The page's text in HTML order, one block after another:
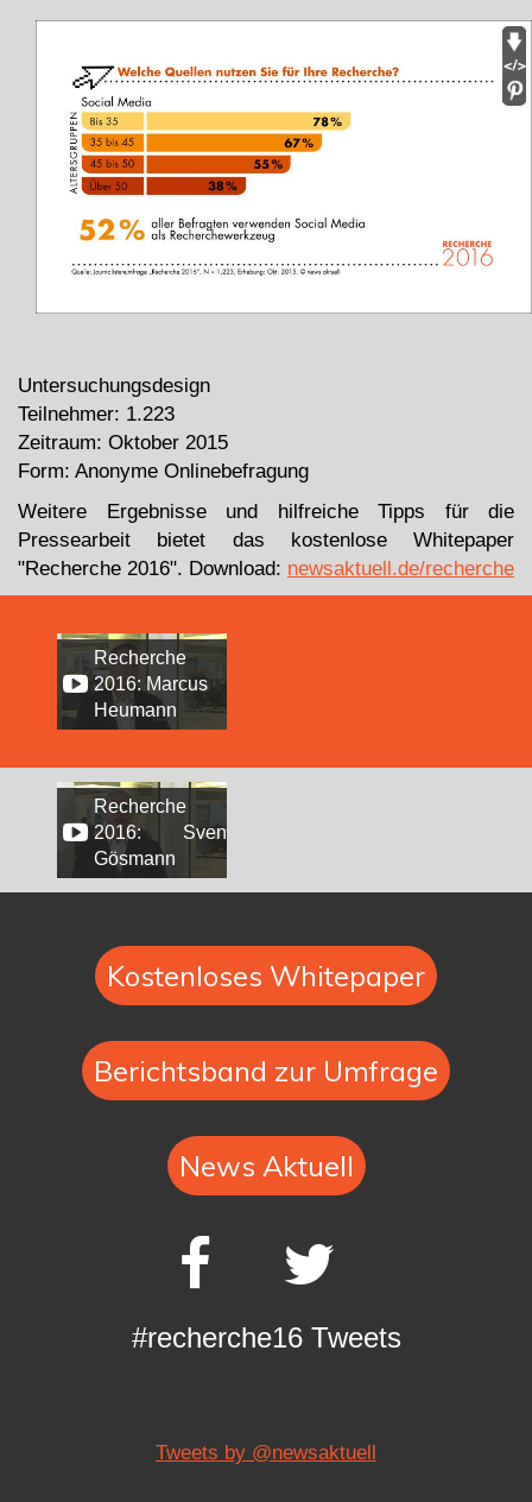
Untersuchungsdesign
Teilnehmer: 1.223
Zeitraum: Oktober 2015
Form: Anonyme Onlinebefragung
Weitere Ergebnisse und hilfreiche Tipps für die
Pressearbeit bietet das kostenlose Whitepaper
"Recherche 2016". Download: newsaktuell.de/recherche
Recherche
2016: Marcus
Heumann
Recherche
2016: Sven
Gösmann
Kostenloses Whitepaper
Berichtsband zur Umfrage
News Aktuell
#recherche16 Tweets
Tweets by @newsaktuell